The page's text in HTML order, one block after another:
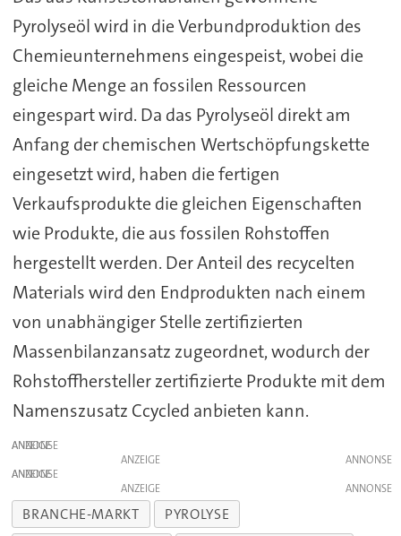
Pyrolyseöl wird in die Verbundproduktion des
Chemieunternehmens eingespeist, wobei die
gleiche Menge an fossilen Ressourcen
eingespart wird. Da das Pyrolyseöl direkt am
Anfang der chemischen Wertschöpfungskette
eingesetzt wird, haben die fertigen
Verkaufsprodukte die gleichen Eigenschaften
wie Produkte, die aus fossilen Rohstoffen
hergestellt werden. Der Anteil des recycelten
Materials wird den Endprodukten nach einem
von unabhängiger Stelle zertifizierten
Massenbilanzansatz zugeordnet, wodurch der
Rohstoffhersteller zertifizierte Produkte mit dem
Namenszusatz Ccycled anbieten kann.
ANZEIGE
ANZEIGE
ANZEIGE
ANZEIGE
BRANCHE-MARKT
PYROLYSE